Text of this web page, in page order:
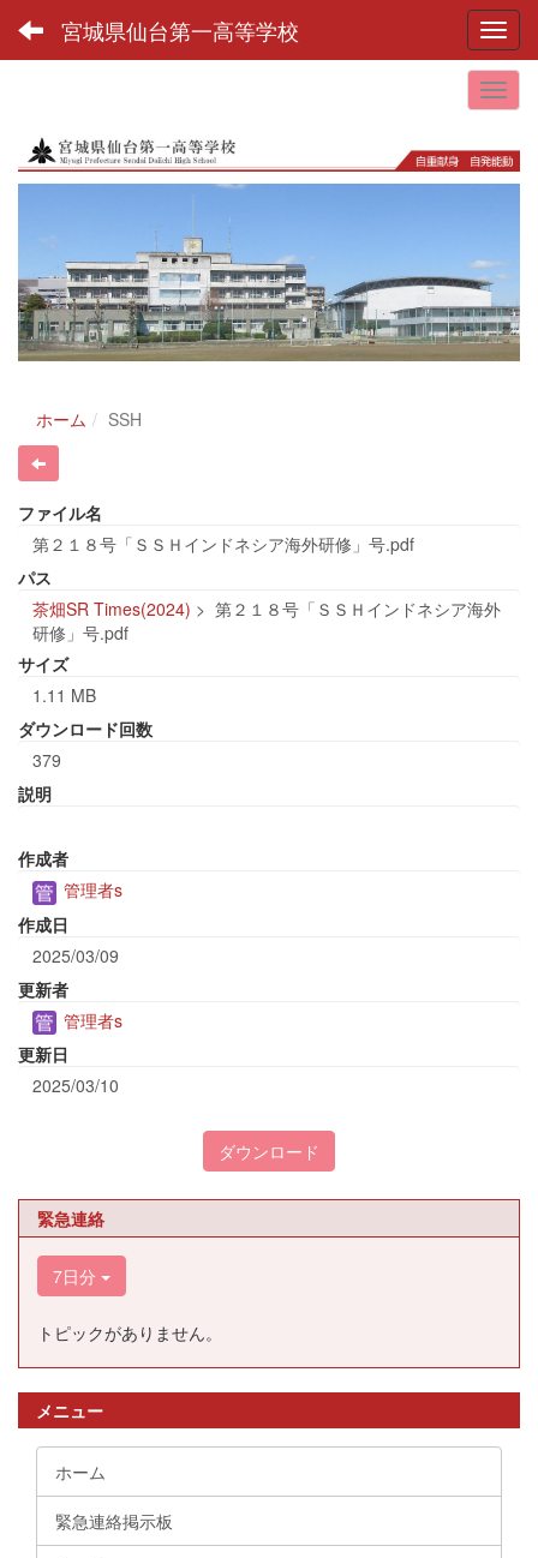
宮城県仙台第一高等学校
ホーム SSH
ファイル名
第２１８号「ＳＳＨインドネシア海外研修」号.pdf
パス
茶畑SR Times(2024) > 第２１８号「ＳＳＨインドネシア海外
研修」号.pdf
サイズ
1.11 MB
ダウンロード回数
379
説明
作成者
管理者s
作成日
2025/03/09
更新者
管理者s
更新日
2025/03/10
ダウンロード
緊急連絡
7日分
トピックがありません。
メニュー
ホーム
緊急連絡掲示板